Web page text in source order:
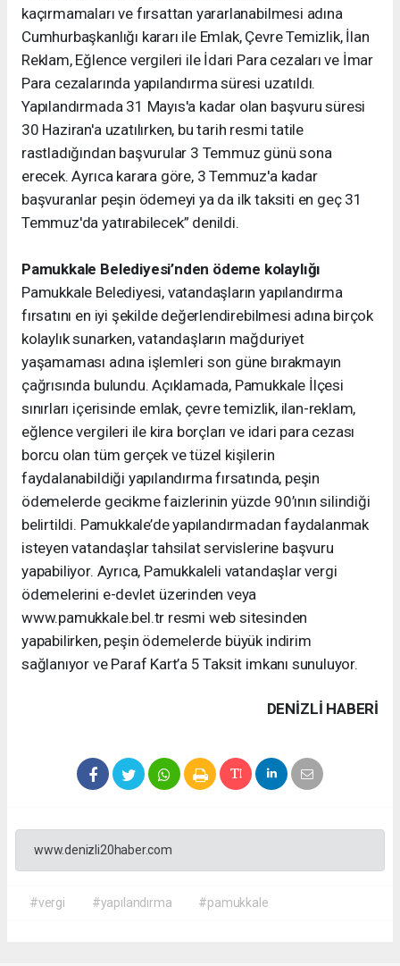
kaçırmamaları ve fırsattan yararlanabilmesi adına
Cumhurbaşkanlığı kararı ile Emlak, Çevre Temizlik, İlan
Reklam, Eğlence vergileri ile İdari Para cezaları ve İmar
Para cezalarında yapılandırma süresi uzatıldı.
Yapılandırmada 31 Mayıs'a kadar olan başvuru süresi
30 Haziran'a uzatılırken, bu tarih resmi tatile
rastladığından başvurular 3 Temmuz günü sona
erecek. Ayrıca karara göre, 3 Temmuz'a kadar
başvuranlar peşin ödemeyi ya da ilk taksiti en geç 31
Temmuz'da yatırabilecek” denildi.
Pamukkale Belediyesi’nden ödeme kolaylığı
Pamukkale Belediyesi, vatandaşların yapılandırma
fırsatını en iyi şekilde değerlendirebilmesi adına birçok
kolaylık sunarken, vatandaşların mağduriyet
yaşamaması adına işlemleri son güne bırakmayın
çağrısında bulundu. Açıklamada, Pamukkale İlçesi
sınırları içerisinde emlak, çevre temizlik, ilan-reklam,
eğlence vergileri ile kira borçları ve idari para cezası
borcu olan tüm gerçek ve tüzel kişilerin
faydalanabildiği yapılandırma fırsatında, peşin
ödemelerde gecikme faizlerinin yüzde 90’ının silindiği
belirtildi. Pamukkale’de yapılandırmadan faydalanmak
isteyen vatandaşlar tahsilat servislerine başvuru
yapabiliyor. Ayrıca, Pamukkaleli vatandaşlar vergi
ödemelerini e-devlet üzerinden veya
www.pamukkale.bel.tr resmi web sitesinden
yapabilirken, peşin ödemelerde büyük indirim
sağlanıyor ve Paraf Kart’a 5 Taksit imkanı sunuluyor.
DENIZLI HABERİ
www.denizli20haber.com
#vergi #yapılandırma #pamukkale